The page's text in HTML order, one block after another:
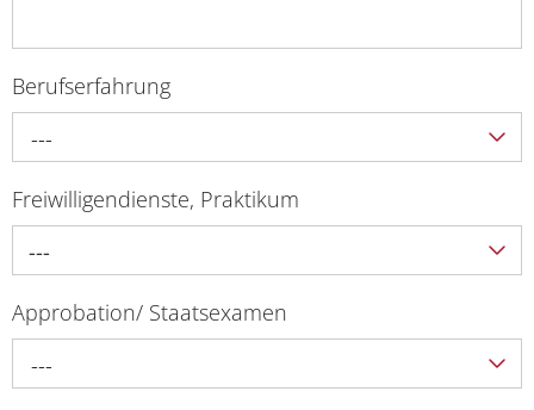
Berufserfahrung
---
Freiwilligendienste, Praktikum
---
Approbation/ Staatsexamen
---